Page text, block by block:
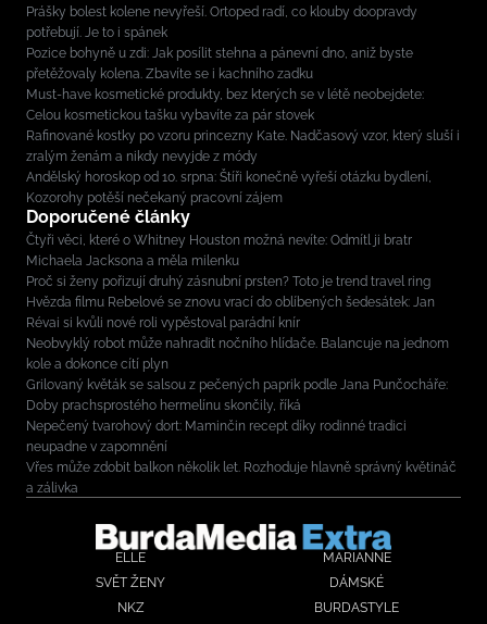
Prášky bolest kolene nevyřeší. Ortoped radí, co klouby doopravdy
potřebují. Je to i spánek
Pozice bohyně u zdi: Jak posílit stehna a pánevní dno, aniž byste
přetěžovaly kolena. Zbavíte se i kachního zadku
Must-have kosmetické produkty, bez kterých se v létě neobejdete:
Celou kosmetickou tašku vybavíte za pár stovek
Rafinované kostky po vzoru princezny Kate. Nadčasový vzor, který sluší i
zralým ženám a nikdy nevyjde z módy
Andělský horoskop od 10. srpna: Štíři konečně vyřeší otázku bydlení,
Kozorohy potěší nečekaný pracovní zájem
Doporučené články
Čtyři věci, které o Whitney Houston možná nevíte: Odmítl ji bratr
Michaela Jacksona a měla milenku
Proč si ženy pořizují druhý zásnubní prsten? Toto je trend travel ring
Hvězda filmu Rebelové se znovu vrací do oblíbených šedesátek: Jan
Révai si kvůli nové roli vypěstoval parádní knír
Neobvyklý robot může nahradit nočního hlídače. Balancuje na jednom
kole a dokonce cítí plyn
Grilovaný květák se salsou z pečených paprik podle Jana Punčocháře:
Doby prachsprostého hermelínu skončily, říká
Nepečený tvarohový dort: Maminčin recept díky rodinné tradici
neupadne v zapomnění
Vřes může zdobit balkon několik let. Rozhoduje hlavně správný květináč
a zálivka
ELLE
MARIANNE
SVĚT ŽENY
DÁMSKÉ
NKZ
BURDASTYLE